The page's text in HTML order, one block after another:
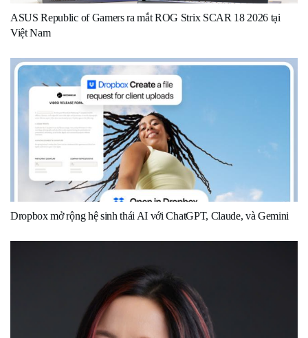
ASUS Republic of Gamers ra mắt ROG Strix SCAR 18 2026 tại
Việt Nam
Dropbox mở rộng hệ sinh thái AI với ChatGPT, Claude, và Gemini